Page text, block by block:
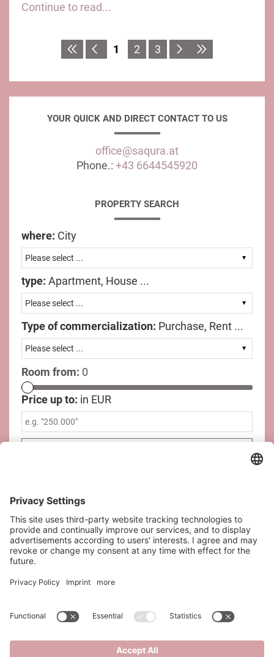
Continue to read...
1 2 3
YOUR QUICK AND DIRECT CONTACT TO US
office@saqura.at
Phone.: +43 6644545920
PROPERTY SEARCH
where: City
type: Apartment, House ...
Type of commercialization: Purchase, Rent ...
Room from: 0
Price up to: in EUR
CONTACT
SAQURA Immobilien GmbH
1030 Vienna
+43 6644545920
Privacy Policy Datenschutzeinstellungen